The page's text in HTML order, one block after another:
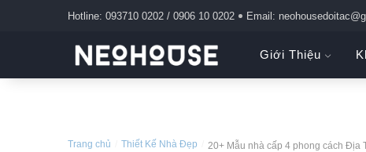
Hotline: 093710 0202 / 0906 10 0202 Email:
Giới Thiệu
Trang chủ Thiết Kế Nhà Đẹp 20+ Mẫu nhà cấp 4 phong cách Địa